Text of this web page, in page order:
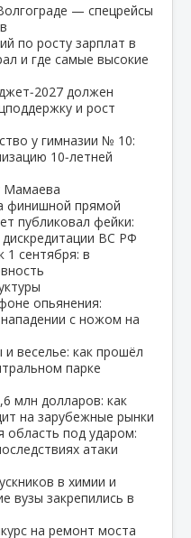
— спецрейсы
по росту зарплат в
и где самые высокие
должен
и рост
у гимназии № 10:
10‑летней
Мамаева
финишной прямой
публиковал фейки:
ВС РФ
1 сентября: в
опьянения:
с ножом на
и веселье: как прошёл
парке
млн долларов: как
на зарубежные рынки
область под ударом:
атаки
в химии и
вузы закрепились в
на ремонт моста